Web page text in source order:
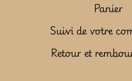
Panier
Suivi de votre
Retour et